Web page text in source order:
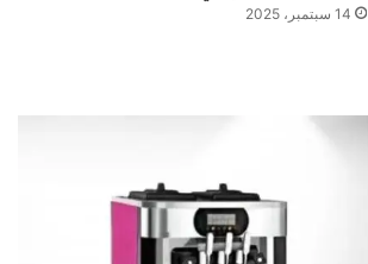
14 سبتمبر، 2025